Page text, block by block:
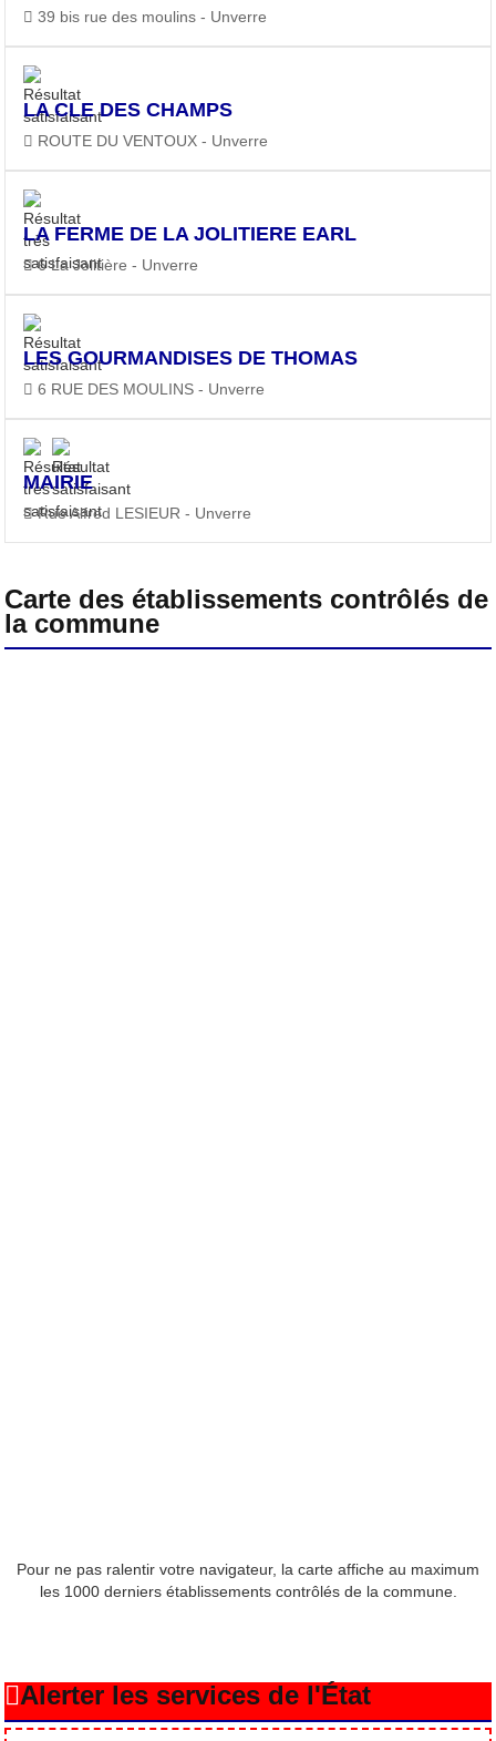
39 bis rue des moulins - Unverre
LA CLE DES CHAMPS
ROUTE DU VENTOUX - Unverre
LA FERME DE LA JOLITIERE EARL
6 La Jolitière - Unverre
LES GOURMANDISES DE THOMAS
6 RUE DES MOULINS - Unverre
MAIRIE
Rue Alfred LESIEUR - Unverre
Carte des établissements contrôlés de
la commune
Pour ne pas ralentir votre navigateur, la carte affiche au maximum
les 1000 derniers établissements contrôlés de la commune.
Alerter les services de l'État